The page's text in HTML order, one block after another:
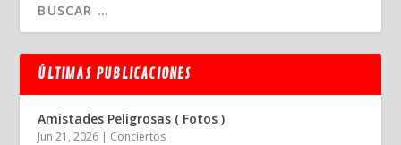
ÚLTIMAS PUBLICACIONES
Amistades Peligrosas ( Fotos )
Jun 21, 2026 | Conciertos